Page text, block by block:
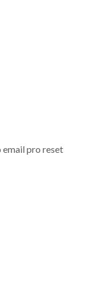
email pro reset